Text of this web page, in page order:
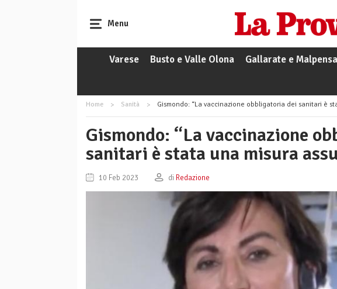
Menu
Varese Busto e Valle Olona Gallarate e Malpensa
Home Sanità Gismondo: “La vaccinazione obbligatoria dei sanitari è
Gismondo: “La vaccinazione
sanitari è stata una misura
10 Feb 2023 di Redazione